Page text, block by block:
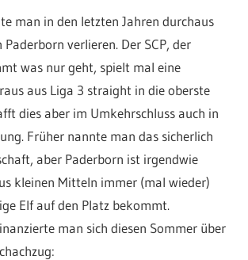
man in den letzten Jahren durchaus
Paderborn verlieren. Der SCP, der
was nur geht, spielt mal eine
aus Liga 3 straight in die oberste
dies aber im Umkehrschluss auch in
Früher nannte man das sicherlich
aber Paderborn ist irgendwie
kleinen Mitteln immer (mal wieder)
Elf auf den Platz bekommt.
man sich diesen Sommer über